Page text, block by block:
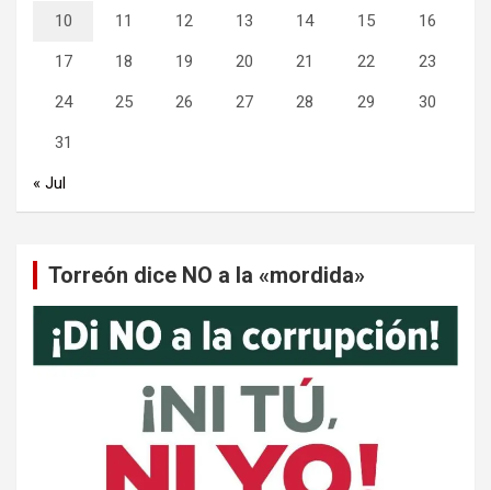
10 11 12 13 14 15 16
17 18 19 20 21 22 23
24 25 26 27 28 29 30
31
« Jul
Torreón dice NO a la «mordida»